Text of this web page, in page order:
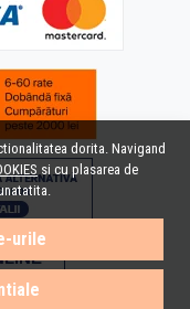
dorita. Navigand
si cu plasarea de
urile